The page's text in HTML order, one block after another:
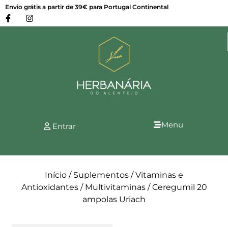
Envio grátis a partir de 39€ para Portugal Continental
Entrar Menu
Início / Suplementos /Vitaminas e
Antioxidantes/ Multivitaminas/ Ceregumil 20
ampolas Uriach